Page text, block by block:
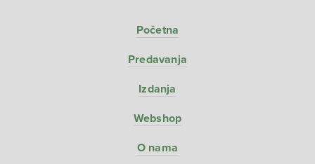
Početna
Predavanja
Izdanja
Webshop
O nama